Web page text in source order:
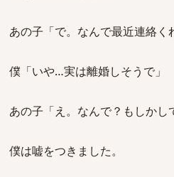
あの子「で。なんで最近連絡く
僕「いや…実は離婚しそうで」
あの子「え。なんで？もしかし
僕は嘘をつきました。